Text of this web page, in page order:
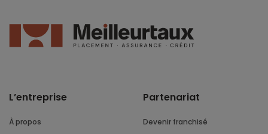
L’entreprise
À propos
Partenariat
Devenir franchisé